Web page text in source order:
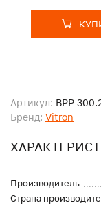
Артикул: ВРР
Бренд: Vitron
Производитель
Страна